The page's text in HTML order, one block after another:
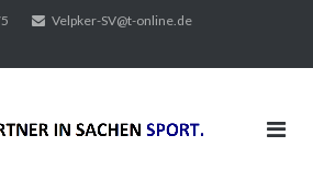
Velpker-SV@t-online.de